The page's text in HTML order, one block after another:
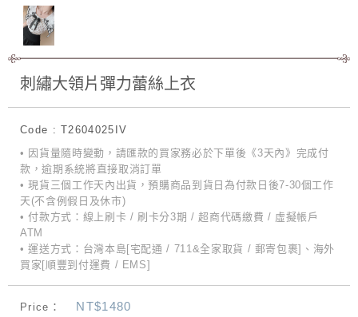
刺繡大領片彈力蕾絲上衣
Code : T2604025IV
• 因貨量隨時變動，請匯款的買家務必於下單後《3天內》完成付
款，逾期系統將直接取消訂單
• 現貨三個工作天內出貨，預購商品到貨日為付款日後7-30個工作
天(不含例假日及休市)
• 付款方式：線上刷卡 / 刷卡分3期 / 超商代碼繳費 / 虛擬帳戶
ATM
• 運送方式：台灣本島[宅配通 / 711&全家取貨 / 郵寄包裹]、海外
買家[順豐到付運費 / EMS]
Price： NT$1480